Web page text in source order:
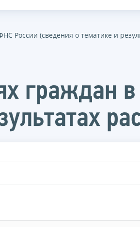
России (сведения о тематике и
граждан